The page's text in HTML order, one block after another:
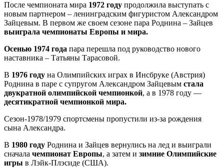
После чемпионата мира 1972 году продолжила выступать с
новым партнером – ленинградским фигуристом Александром
Зайцевым. В первом же своем сезоне пара Роднина – Зайцев
выиграла чемпионаты Европы и мира.
Осенью 1974 года пара перешла под руководство нового
наставника – Татьяны Тарасовой.
В 1976 году на Олимпийских играх в Инсбруке (Австрия)
Роднина в паре с супругом Александром Зайцевым стала
двукратной олимпийской чемпионкой, а в 1978 году —
десятикратной чемпионкой мира.
Сезон-1978/1979 спортсмены пропустили из-за рождения
сына Александра.
В 1980 году Роднина и Зайцев вернулись на лед и выиграли
сначала чемпионат Европы, а затем и зимние Олимпийские
игры в Лэйк-Плэсиде (США).